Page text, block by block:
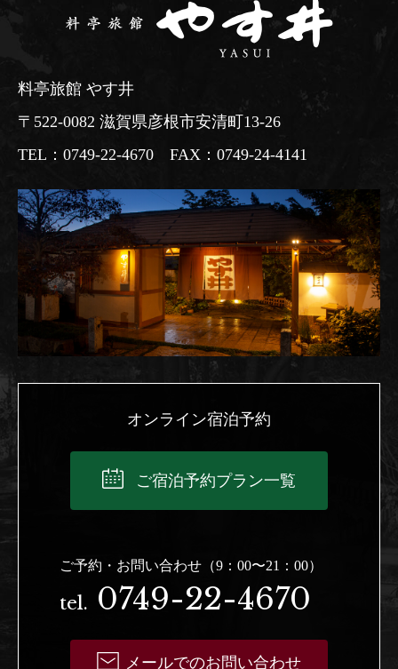
料亭旅館 やす井
〒522-0082 滋賀県彦根市安清町13-26
TEL：0749-22-4670 FAX：0749-24-4141
オンライン宿泊予約
ご宿泊予約プラン一覧
ご予約・お問い合わせ（9：00〜21：00）
tel. 0749-22-4670
メールでのお問い合わせ